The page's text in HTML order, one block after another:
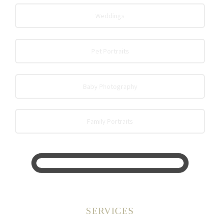
SERVICES